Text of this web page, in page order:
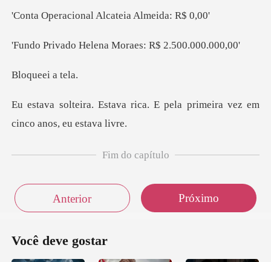
nal Alcateia Al
elena Moraes: R$
eei a
ica. E pela primeira vez em
Fim do capítulo
Anterior Próximo
Você deve gostar